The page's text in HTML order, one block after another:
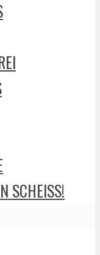
SCHEISS!